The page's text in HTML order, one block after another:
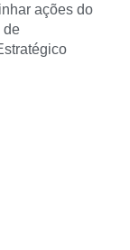
ações do
de